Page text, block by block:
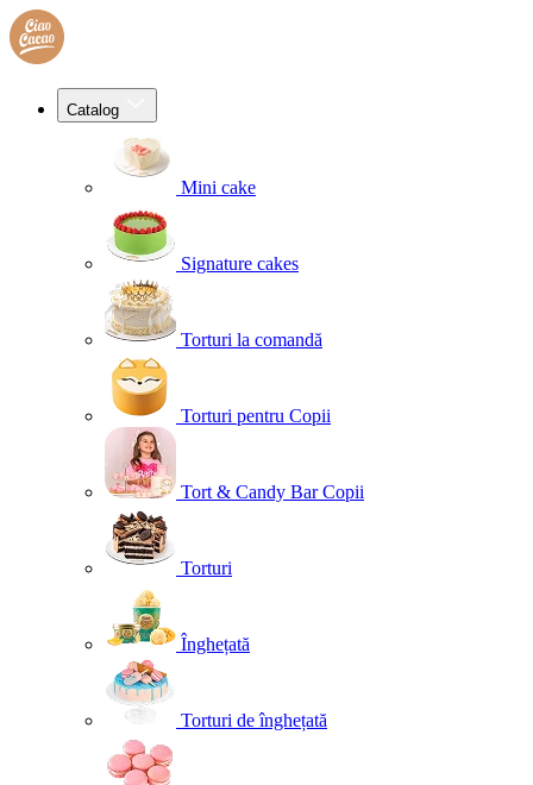
Catalog
Mini cake
Signature cakes
Torturi la comandă
Torturi pentru Copii
Tort & Candy Bar Copii
Torturi
Înghețată
Torturi de înghețată